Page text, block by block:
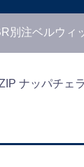
別注ベルウィ
ナッパチェ